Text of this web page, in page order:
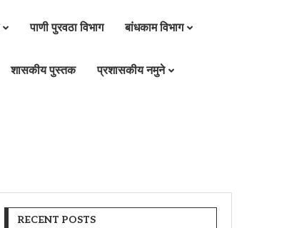
पाणी पुरवठा विभाग बांधकाम विभाग
शासकीय पुस्तक प्रशासकीय नमुने
RECENT POSTS